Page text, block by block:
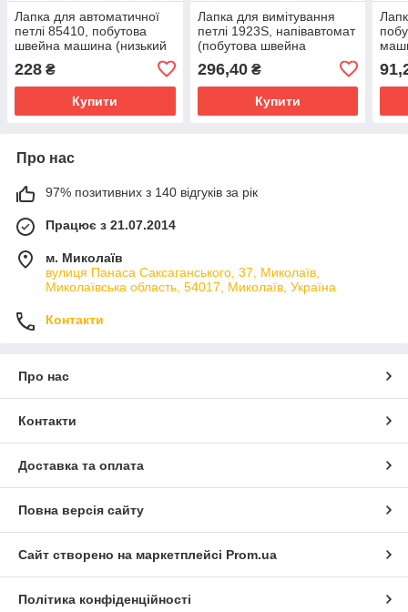
Лапка для автоматичної
петлі 85410, побутова
швейна машина (низький
228 ₴
Купити
Лапка для вимітування
петлі 1923S, напівавтомат
(побутова швейна
кріплення)
296,40₴
Купити
Про нас
97% позитивних з 140 відгуків за рік
Працює з 21.07.2014
м. Миколаїв
вулиця Панаса Саксаганського, 37, Миколаїв,
Миколаївська область, 54017, Миколаїв, Україна
Контакти
Про нас
Контакти
Доставка та оплата
Повна версія сайту
Сайт створено на маркетплейсі Prom.ua
Політика конфіденційності